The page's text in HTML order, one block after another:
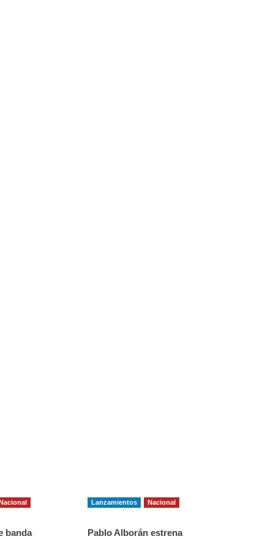
Nacional
banda
Lanzamientos Nacional
Pablo Alborán estrena